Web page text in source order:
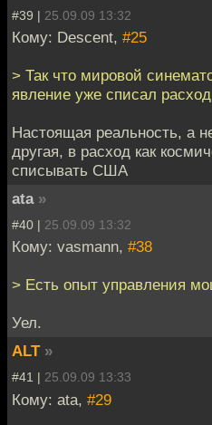
#39 | 25.09.09 13:32
Кому: Descent, #25
> Так что мировой
явление уже списал расход
Настоящая реальность, а
другая, в расход как
списывать США
ata »
#40 | 25.09.09 13:32
Кому: vasmann, #38
> Есть опыт управления
Уел.
ALT »
#41 | 25.09.09 13:33
Кому: ata, #29